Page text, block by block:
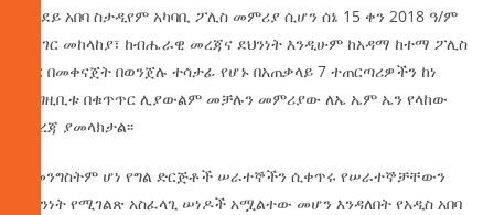
የአደይ አበባ ስታዲየም አካባቢ ፖሊስ መምሪያ ሲሆን ሰኔ 15 ቀን 2018 ዓ/ም
ከሀገር መከላከያ፣ ከብሔራዊ መረጃና ደህንነት እንዲሁም ከአዳማ ከተማ ፖሊስ
ጋር በመቀናጀት በወንጀሉ ተሳታፊ የሆኑ በአጠቃላይ 7 ተጠርጣሪዎችን ከነ
ኤግዚቢቱ በቁጥጥር ሊያውልም መቻሉን መምሪያው ለኤ ኤም ኤን የላከው
መረጃ ያመላክታል፡፡
የመንግስትም ሆነ የግል ድርጅቶች ሠራተኞችን ሲቀጥሩ የሠራተኞቻቸውን
ማንነት የሚገልጽ አስፈላጊ ሠነዶች አሟልተው መሆን እንዳለበት የአዲስ አበባ